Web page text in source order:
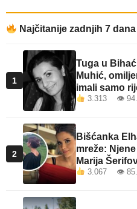
Najčitanije zadnjih 7 dana
1
Tuga u
Muhić,
imali samo
3.313 👁
2
Bišćanka
mreže:
Marija
3.067 👁